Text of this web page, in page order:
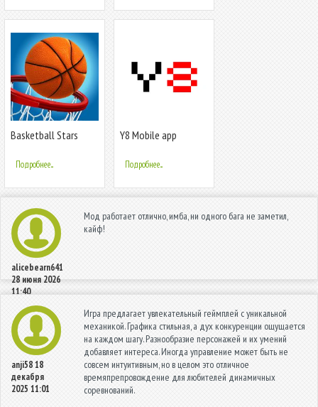
Basketball Stars
Подробнее...
Y8 Mobile app
Подробнее...
alicebearn641
28 июня 2026
11:40
Мод работает отлично, имба, ни одного бага не заметил,
кайф!
anji5818
декабря
2025 11:01
Игра предлагает увлекательный геймплей с уникальной
механикой. Графика стильная, а дух конкуренции ощущается
на каждом шагу. Разнообразие персонажей и их умений
добавляет интереса. Иногда управление может быть не
совсем интуитивным, но в целом это отличное
времяпрепровождение для любителей динамичных
соревнований.